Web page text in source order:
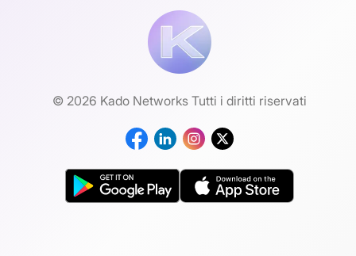
© 2026 Kado Networks Tutti i diritti riservati